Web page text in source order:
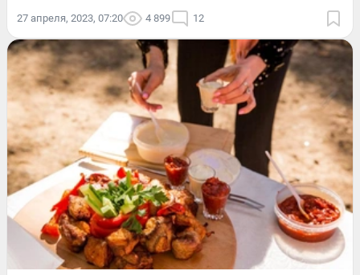
27 апреля, 2023, 07:20 4 899 12